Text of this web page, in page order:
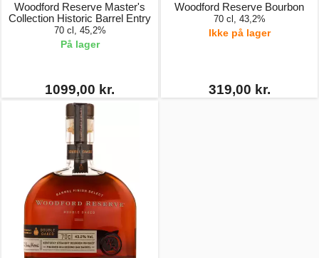
Woodford Reserve Master's
Collection Historic Barrel Entry
70 cl, 45,2%
På lager
1099,00 kr.
Woodford Reserve Bourbon
70 cl, 43,2%
Ikke på lager
319,00 kr.